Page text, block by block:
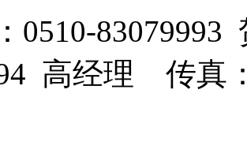
0510-
高经理 传真